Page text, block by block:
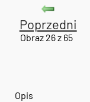
Poprzedni
Obraz 26 z 65
Opis